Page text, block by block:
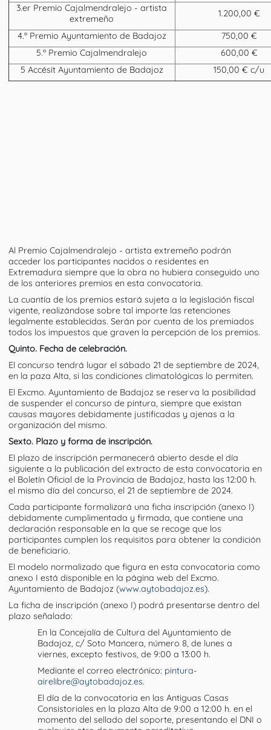
3.er Premio Cajalmendralejo - artista
extremeño
1.200,00 €
4.º Premio Ayuntamiento de Badajoz
750,00 €
5.º Premio Cajalmendralejo
600,00 €
5 Accésit Ayuntamiento de Badajoz
150,00 € c/u
Al Premio Cajalmendralejo - artista extremeño podrán
acceder los participantes nacidos o residentes en
Extremadura siempre que la obra no hubiera conseguido uno
de los anteriores premios en esta convocatoria.
La cuantía de los premios estará sujeta a la legislación fiscal
vigente, realizándose sobre tal importe las retenciones
legalmente establecidas. Serán por cuenta de los premiados
todos los impuestos que graven la percepción de los premios.
Quinto. Fecha de celebración.
El concurso tendrá lugar el sábado 21 de septiembre de 2024,
en la paza Alta, si las condiciones climatológicas lo permiten.
El Excmo. Ayuntamiento de Badajoz se reserva la posibilidad
de suspender el concurso de pintura, siempre que existan
causas mayores debidamente justificadas y ajenas a la
organización del mismo.
Sexto. Plazo y forma de inscripción.
El plazo de inscripción permanecerá abierto desde el día
siguiente a la publicación del extracto de esta convocatoria en
el Boletín Oficial de la Provincia de Badajoz, hasta las 12:00 h.
el mismo día del concurso, el 21 de septiembre de 2024.
Cada participante formalizará una ficha inscripción (anexo I)
debidamente cumplimentada y firmada, que contiene una
declaración responsable en la que se recoge que los
participantes cumplen los requisitos para obtener la condición
de beneficiario.
El modelo normalizado que figura en esta convocatoria como
anexo I está disponible en la página web del Excmo.
Ayuntamiento de Badajoz (www.aytobadajoz.es).
La ficha de inscripción (anexo I) podrá presentarse dentro del
plazo señalado:
En la Concejalía de Cultura del Ayuntamiento de
Badajoz, c/ Soto Mancera, número 8, de lunes a
viernes, excepto festivos, de 9:00 a 13:00 h.
Mediante el correo electrónico: pintura-
airelibre@aytobadajoz.es.
El día de la convocatoria en las Antiguas Casas
Consistoriales en la plaza Alta de 9:00 a 12:00 h. en el
momento del sellado del soporte, presentando el DNI o